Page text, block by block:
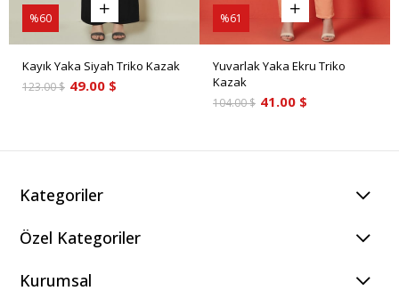
Kayık Yaka Siyah Triko Kazak
49.00 $
123.00 $
%60
Yuvarlak Yaka Ekru Triko
Kazak
41.00 $
104.00 $
%61
Kategoriler
Özel Kategoriler
Kurumsal